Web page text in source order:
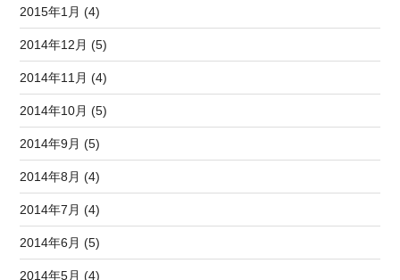
2015年1月 (4)
2014年12月 (5)
2014年11月 (4)
2014年10月 (5)
2014年9月 (5)
2014年8月 (4)
2014年7月 (4)
2014年6月 (5)
2014年5月 (4)